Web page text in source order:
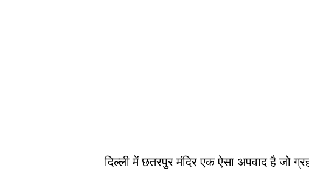
दिल्ली में छतरपुर मंदिर एक ऐसा अपवाद है जो